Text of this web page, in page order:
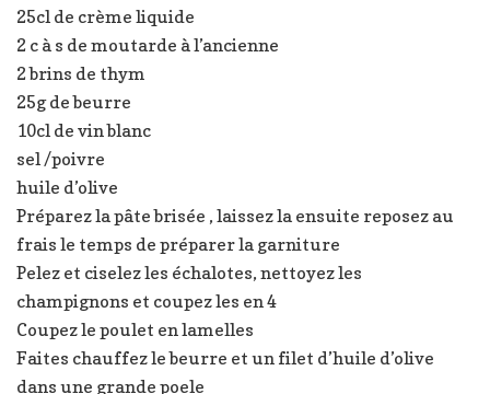
25cl de crème liquide
2 c à s de moutarde à l’ancienne
2 brins de thym
25g de beurre
10cl de vin blanc
sel /poivre
huile d’olive
Préparez la pâte brisée , laissez la ensuite reposez au
frais le temps de préparer la garniture
Pelez et ciselez les échalotes, nettoyez les
champignons et coupez les en 4
Coupez le poulet en lamelles
Faites chauffez le beurre et un filet d’huile d’olive
dans une grande poele